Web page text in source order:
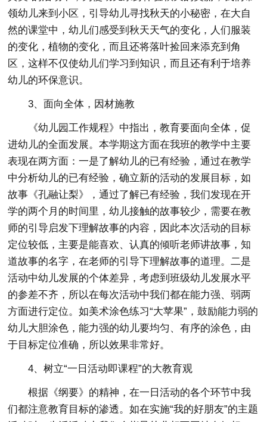
领幼儿来到小区，引导幼儿寻找秋天的小秘密，在大自
然的课堂中，幼儿们感受到秋天天气的变化，人们服装
的变化，植物的变化，而且还将落叶捡回来添充到角
区，这样不仅使幼儿们学习到知识，而且还有利于培养
幼儿的环保意识。
3、面向全体，因材施教
《幼儿园工作规程》中指出，教育要面向全体，促
进幼儿的全面发展。本学期这方面在我班的教学中主要
表现在两方面：一是了解幼儿的已有经验，通过在教学
中分析幼儿的已有经验，确立新的活动的发展目标，如
故事《孔融让梨》，通过了解已有经验，我们发现在开
学的两个月的时间里，幼儿接触的故事较少，需要在教
师的引导启发下理解故事的内容，因此本次活动的目标
定位较低，主要是能喜欢、认真的倾听老师讲故事，知
道故事的名字，在老师的引导下理解故事的道理。二是
活动中幼儿发展的个体差异，考虑到班级幼儿发展水平
的参差不齐，所以在每次活动中我们都在能力强、弱两
方面进行定位。如美术涂色练习“大苹果”，鼓励能力弱的
幼儿大胆涂色，能力强的幼儿要均匀、有序的涂色，由
于目标定位准确，所以效果非常好。
4、树立“一日活动即课程”的大教育观
根据《纲要》的精神，在一日活动的各个环节中我
们都注意教育目标的渗透。如在实施“我的好朋友”的主题